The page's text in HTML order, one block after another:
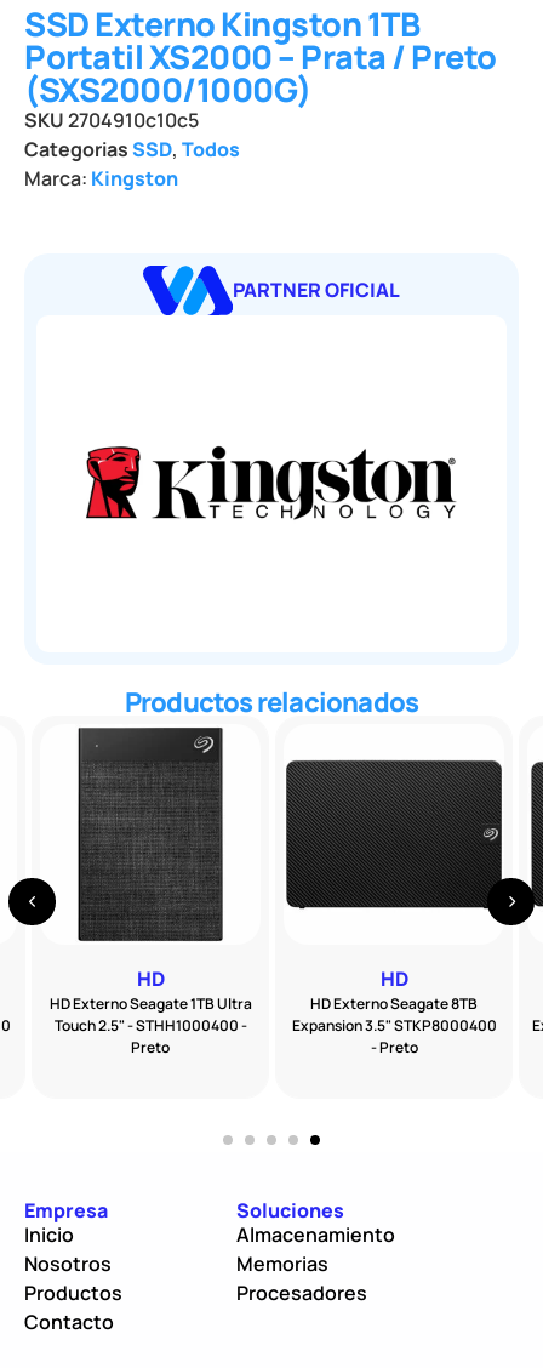
SSD Externo Kingston 1TB
Portatil XS2000 – Prata / Preto
(SXS2000/1000G)
SKU2704910c10c5
CategoriasSSD, Todos
Marca: Kingston
PARTNER OFICIAL
Productos relacionados
HD
HD Externo Seagate 8TB
Expansion 3.5" STKP8000400
- Preto
HD
HD Externo Seagate 1TB Ultra
Touch 2.5" - STHH1000400 -
Preto
Empresa
Inicio
Nosotros
Productos
Contacto
Soluciones
Almacenamiento
Memorias
Procesadores